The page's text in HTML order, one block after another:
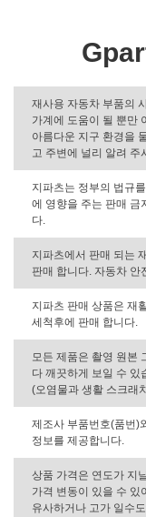
재사용 자동차 부품의
가계에 도움이 될 뿐만
아름다운 지구 환경을
고 주변에 널리 알려 주
지파츠는 정부의 법규
에 영향을 주는 판매 금
다.
지파츠에서 판매 되는
판매 합니다. 자동차 안
지파츠 판매 상품은 재
세척후에 판매 합니다.
모든 제품은 촬영 원본
다 깨끗하게 보일 수 있
(오염물과 생활 스크래
제조사 부품번호(품번)
정보를 제공합니다.
상품 가격은 연도가 지
가격 변동이 있을 수 있
유사하거나 고가 일수